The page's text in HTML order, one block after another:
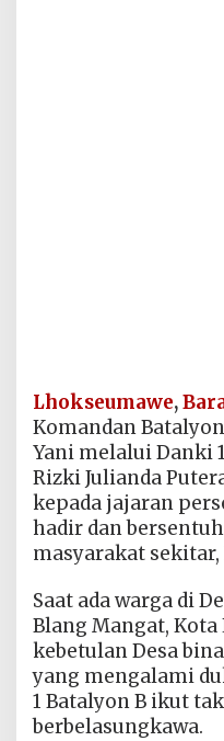
Lhokseumawe,
Komandan
Yani melalui Danki
Rizki Julianda
kepada jajaran
hadir dan
masyarakat sekitar,
Saat ada warga di
Blang Mangat,
kebetulan Desa
yang mengalami
1 Batalyon B ikut
berbelasungkawa.